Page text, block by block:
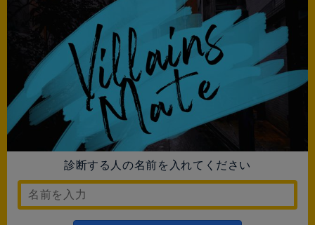
診断する人の名前を入れてください